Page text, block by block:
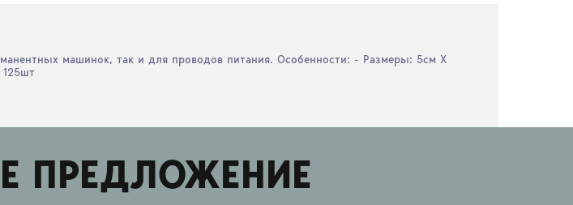
машинок, так и для проводов питания. Особенности: - Размеры: 5см Х
ПРЕДЛОЖЕНИЕ